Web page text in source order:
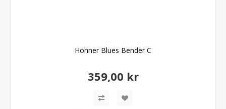
Hohner Blues Bender C
359,00 kr